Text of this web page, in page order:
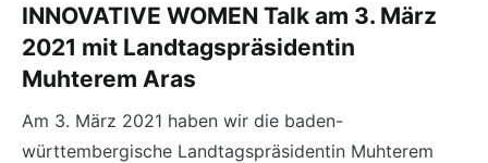
INNOVATIVE WOMEN Talk am 3. März
2021 mit Landtagspräsidentin
Muhterem Aras
Am 3. März 2021 haben wir die baden-
württembergische Landtagspräsidentin Muhterem